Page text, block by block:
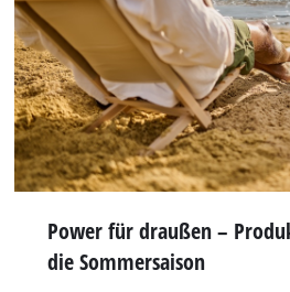
Power für draußen –
die Sommersaison